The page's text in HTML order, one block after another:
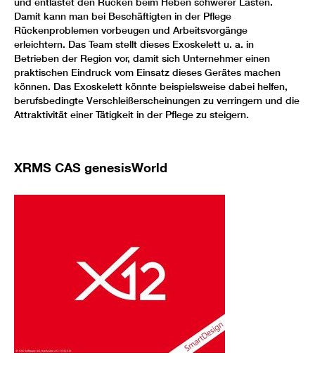
Damit kann man bei Beschäftigten in der Pflege
Rückenproblemen vorbeugen und Arbeitsvorgänge
erleichtern. Das Team stellt dieses Exoskelett u. a. in
Betrieben der Region vor, damit sich Unternehmer einen
praktischen Eindruck vom Einsatz dieses Gerätes machen
können. Das Exoskelett könnte beispielsweise dabei helfen,
berufsbedingte Verschleißerscheinungen zu verringern und die
Attraktivität einer Tätigkeit in der Pflege zu steigern.
XRMS CAS genesisWorld